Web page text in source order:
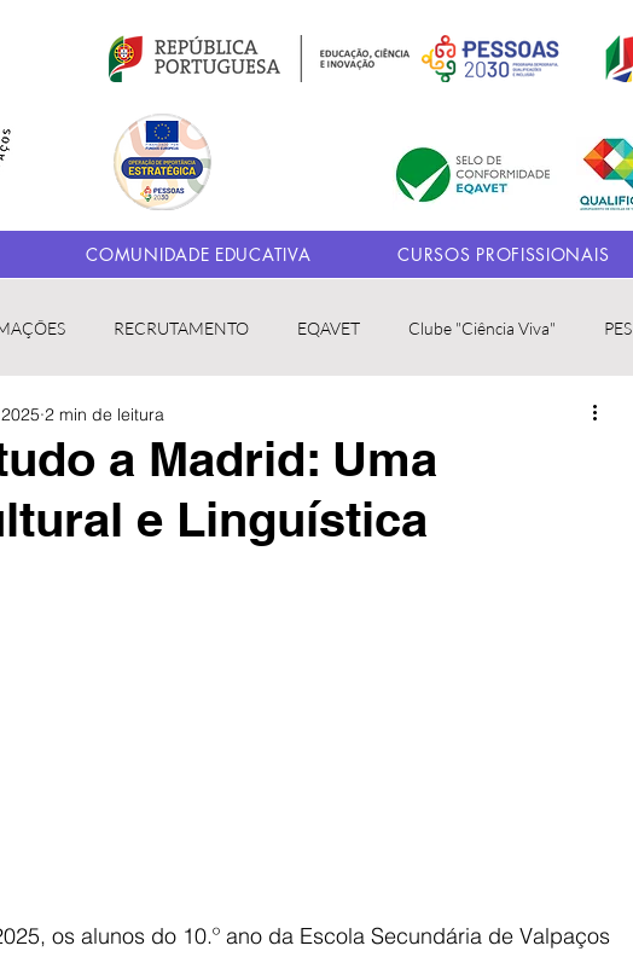
COMUNIDADE EDUCATIVA CURSOS PROFISSIONAIS
RECRUTAMENTO EQAVET Clube "Ciência Viva" PES
LED
a Madrid: Uma
e Linguística
2 min de leitura
os alunos do 10.º ano da Escola Secundária de Valpaços